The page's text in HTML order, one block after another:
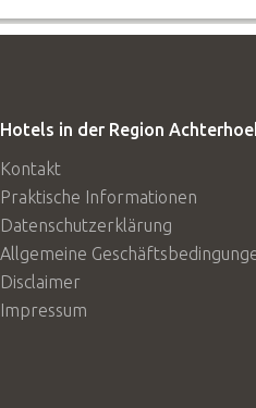
Hotels in der Region
Kontakt
Praktische Informationen
Datenschutzerklärung
Allgemeine
Disclaimer
Impressum